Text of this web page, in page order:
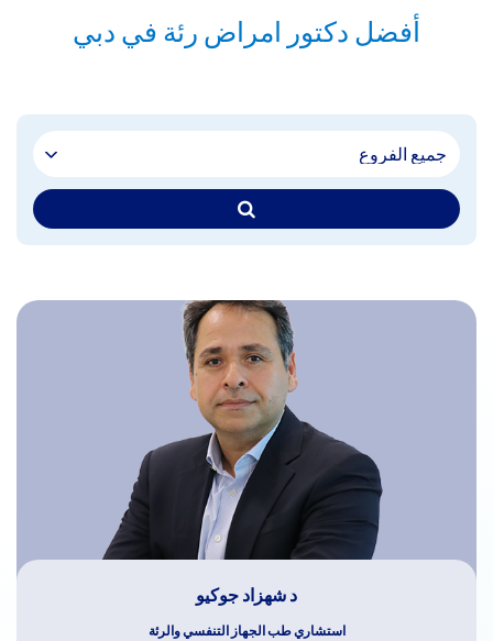
أفضل دكتور امراض رئة في دبي
د شهزاد جوكيو
استشاري طب الجهاز التنفسي والرئة